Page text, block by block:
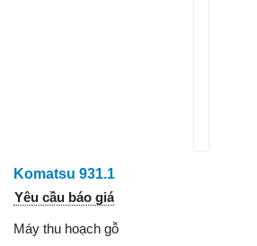
Komatsu 931.1
Yêu cầu báo giá
Máy thu hoạch gỗ